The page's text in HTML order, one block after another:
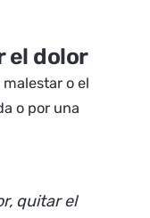
el dolor
o el
o por una
quitar el